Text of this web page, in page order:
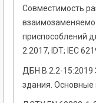
Совместимость
приспособлений
2:2017, IDT; IEC
ДБН В.2.2-15:2019
здания.